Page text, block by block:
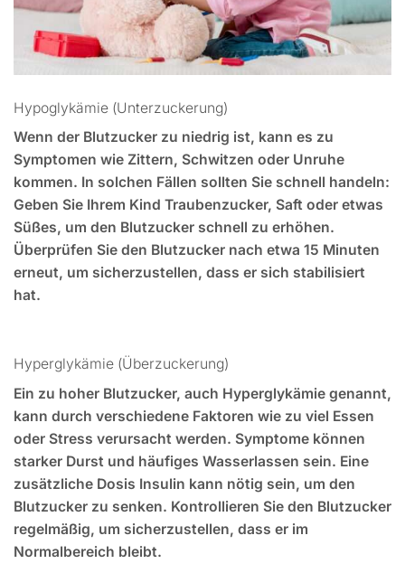
Hypoglykämie (Unterzuckerung)
Wenn der Blutzucker zu niedrig ist, kann es zu
Symptomen wie Zittern, Schwitzen oder Unruhe
kommen. In solchen Fällen sollten Sie schnell handeln:
Geben Sie Ihrem Kind Traubenzucker, Saft oder etwas
Süßes, um den Blutzucker schnell zu erhöhen.
Überprüfen Sie den Blutzucker nach etwa 15 Minuten
erneut, um sicherzustellen, dass er sich stabilisiert
hat.
Hyperglykämie (Überzuckerung)
Ein zu hoher Blutzucker, auch Hyperglykämie genannt,
kann durch verschiedene Faktoren wie zu viel Essen
oder Stress verursacht werden. Symptome können
starker Durst und häufiges Wasserlassen sein. Eine
zusätzliche Dosis Insulin kann nötig sein, um den
Blutzucker zu senken. Kontrollieren Sie den Blutzucker
regelmäßig, um sicherzustellen, dass er im
Normalbereich bleibt.